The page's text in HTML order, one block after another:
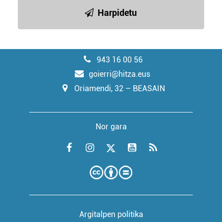
Harpidetu
943 16 00 56
goierri@hitza.eus
Oriamendi, 32 – BEASAIN
Nor gara
Argitalpen politika